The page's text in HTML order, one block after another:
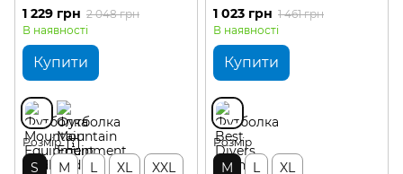
1 229 грн 2 048 грн
В наявності
Купити
Розмір
S M L XL XXL
1 023 грн 1 461 грн
В наявності
Купити
Розмір
M L XL